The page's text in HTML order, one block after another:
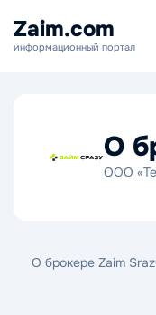
Zaim.com
информационный портал
О
ООО
О брокере Zaim